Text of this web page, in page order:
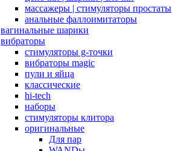
массажеры | стимуляторы простаты
анальные фаллоимитаторы
вагинальные шарики
вибраторы
стимуляторы g-точки
вибраторы magic
пули и яйца
классические
hi-tech
наборы
стимуляторы клитора
оригинальные
Для пар